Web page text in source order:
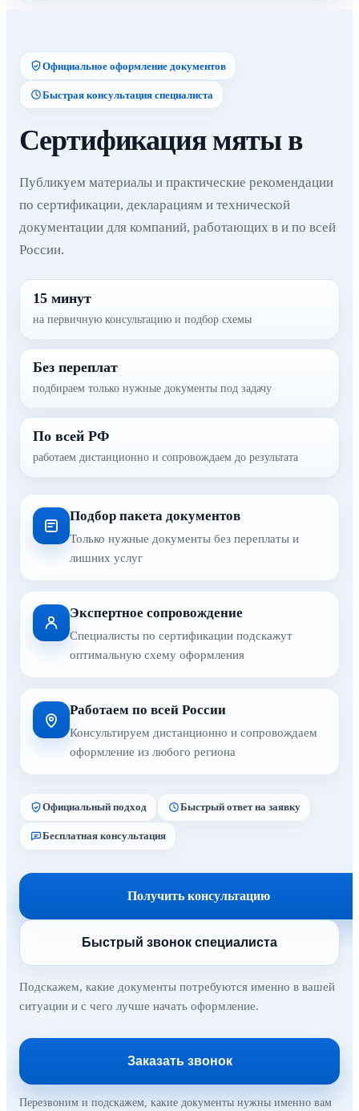
Официальное оформление документов
Быстрая консультация специалиста
Сертификация мяты в
Публикуем материалы и практические рекомендации
по сертификации, декларациям и технической
документации для компаний, работающих в и по всей
России.
15 минут
на первичную консультацию и подбор схемы
Без переплат
подбираем только нужные документы под задачу
По всей РФ
работаем дистанционно и сопровождаем до результата
Подбор пакета документов
Только нужные документы без переплаты и
лишних услуг
Экспертное сопровождение
Специалисты по сертификации подскажут
оптимальную схему оформления
Работаем по всей России
Консультируем дистанционно и сопровождаем
оформление из любого региона
Официальный подход Быстрый ответ на заявку
Бесплатная консультация
Получить консультацию
Быстрый звонок специалиста
Подскажем, какие документы потребуются именно в вашей
ситуации и с чего лучше начать оформление.
Заказать звонок
Перезвоним и подскажем, какие документы нужны именно вам